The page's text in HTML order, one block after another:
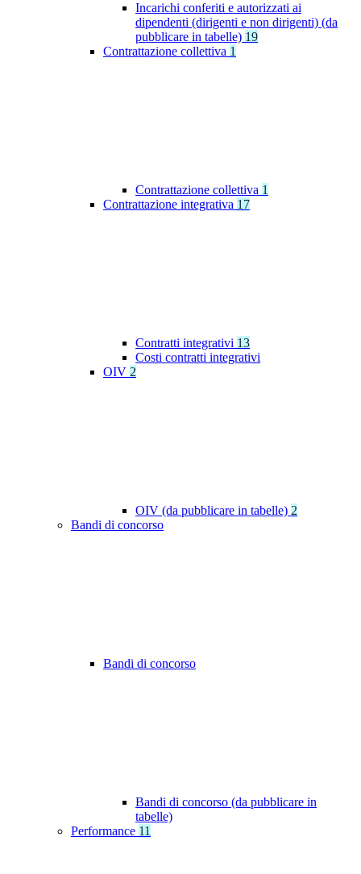
Incarichi conferiti e autorizzati ai
dipendenti (dirigenti e non dirigenti) (da
pubblicare in tabelle) 19
Contrattazione collettiva 1
Contrattazione collettiva 1
Contrattazione integrativa 17
Contratti integrativi 13
Costi contratti integrativi
OIV 2
OIV (da pubblicare in tabelle) 2
Bandi di concorso
Bandi di concorso
Bandi di concorso (da pubblicare in
tabelle)
Performance 11